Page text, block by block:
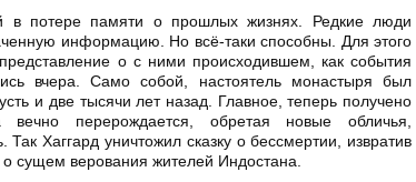
в потере памяти о прошлых жизнях. Редкие люди
информацию. Но всё-таки способны. Для этого
о с ними происходившем, как события
вчера. Само собой, настоятель монастыря был
и две тысячи лет назад. Главное, теперь получено
перерождается, обретая новые обличья,
Хаггард уничтожил сказку о бессмертии, извратив
о сущем верования жителей Индостана.